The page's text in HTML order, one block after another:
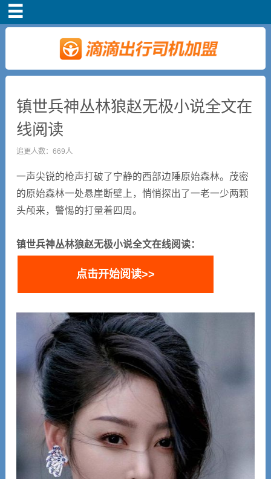
车主注册
补贴政策
小说短剧
镇世兵神丛林狼赵无极小说全文在
线阅读
追更人数：669人
一声尖锐的枪声打破了宁静的西部边陲原始森林。茂密
的原始森林一处悬崖断壁上，悄悄探出了一老一少两颗
头颅来，警惕的打量着四周。
镇世兵神丛林狼赵无极小说全文在线阅读：
点击开始阅读>>